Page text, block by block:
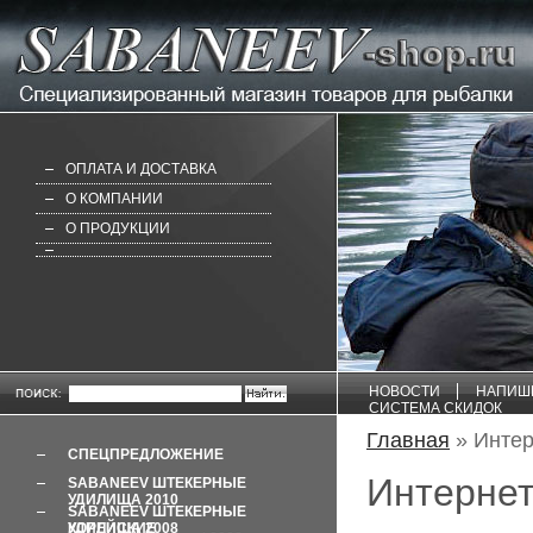
ОПЛАТА И ДОСТАВКА
О КОМПАНИИ
О ПРОДУКЦИИ
НОВОСТИ
СИСТЕМА СКИДОК
СПЕЦПРЕДЛОЖЕНИЕ
SABANEEV ШТЕКЕРНЫЕ
SABANEEV ШТЕКЕРНЫЕ
Главная »